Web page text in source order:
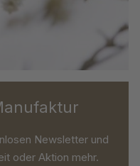
Newsletter und
oder Aktion mehr.